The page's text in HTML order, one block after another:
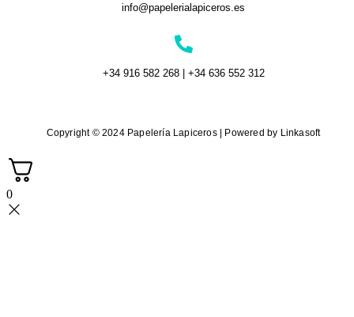
info@papelerialapiceros.es
+34 916 582 268 | +34 636 552 312
Copyright © 2024 Papelería Lapiceros | Powered by Linkasoft
0